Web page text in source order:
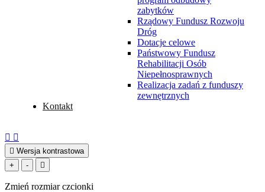
zabytków
Rządowy Fundusz Rozwoju
Dróg
Dotacje celowe
Państwowy Fundusz
Rehabilitacji Osób
Niepełnosprawnych
Realizacja zadań z funduszy
zewnętrznych
Kontakt
RSS
Wersja kontrastowa
+
Powiększ
czcionkę
-
Zmniejsz
czcionkę
Zresetuj
czcionkę
Zmień rozmiar czcionki